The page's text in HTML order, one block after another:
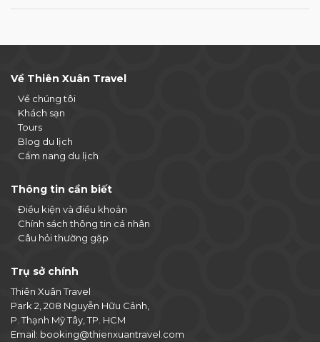
Về Thiên Xuân Travel
Về chúng tôi
Khách sạn
Tours
Blog du lịch
Cẩm nang du lịch
Thông tin cần biết
Điều kiện và điều khoản
Chính sách thông tin cá nhân
Câu hỏi thường gặp
Trụ sở chính
Thiên Xuân Travel
Park 2, 208 Nguyễn Hữu Cảnh,
P. Thạnh Mỹ Tây, TP. HCM
Email: booking@thienxuantravel.com